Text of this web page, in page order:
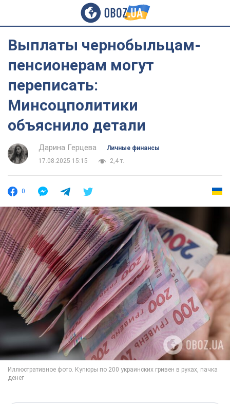
Выплаты чернобыльцам-
пенсионерам могут
переписать:
Минсоцполитики
объяснило детали
Дарина Герцева
Личные финансы
17.08.2025 15:15
2,4 т.
0